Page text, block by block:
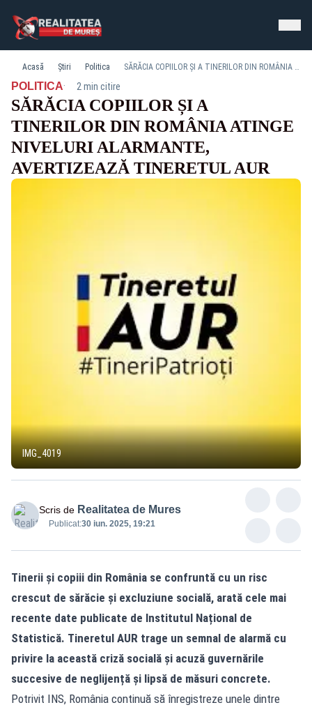
Acasă Știri Politica SĂRĂCIA COPIILOR ȘI A TINERILOR DIN ROMÂNIA ATINGE NIVELURI ALARMANTE, AVERTIZEAZĂ TINERETUL AUR
POLITICA· 2 min citire
SĂRĂCIA COPIILOR ȘI A
TINERILOR DIN ROMÂNIA ATINGE
NIVELURI ALARMANTE,
AVERTIZEAZĂ TINERETUL AUR
IMG_4019
Scris de Realitatea de Mures
Publicat:30 iun. 2025, 19:21
Tinerii și copiii din România se confruntă cu un risc
crescut de sărăcie și excluziune socială, arată cele mai
recente date publicate de Institutul Național de
Statistică. Tineretul AUR trage un semnal de alarmă cu
privire la această criză socială și acuză guvernările
succesive de neglijență și lipsă de măsuri concrete.
Potrivit INS, România continuă să înregistreze unele dintre